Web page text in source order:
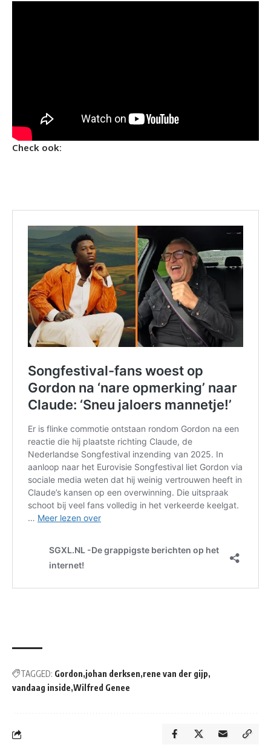
Check ook:
TAGGED: Gordon johan derksen rene van der gijp
vandaag inside Wilfred Genee